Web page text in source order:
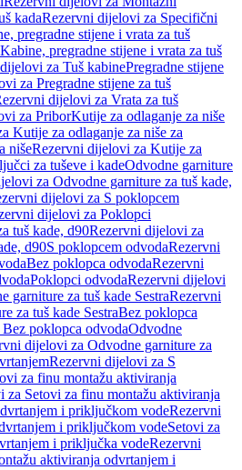
kadaRezervni dijelovi za Specifični
pregradne stijene i vrata za tuš
pregradne stijene i vrata za tuš
za Tuš kabinePregradne stijene
za Pregradne stijene za tuš
dijelovi za Vrata za tuš
za PriborKutije za odlaganje za niše
Kutije za odlaganje za niše za
nišeRezervni dijelovi za Kutije za
za tuševe i kadeOdvodne garniture
za Odvodne garniture za tuš kade,
dijelovi za S poklopcem
dijelovi za Poklopci
tuš kade, d90Rezervni dijelovi za
d90S poklopcem odvodaRezervni
Bez poklopca odvodaRezervni
Poklopci odvodaRezervni dijelovi
garniture za tuš kade SestraRezervni
za tuš kade SestraBez poklopca
poklopca odvodaOdvodne
dijelovi za Odvodne garniture za
Rezervni dijelovi za S
za finu montažu aktiviranja
za Setovi za finu montažu aktiviranja
i priključkom vodeRezervni
i priključkom vodeSetovi za
i priključka vodeRezervni
aktiviranja odvrtanjem i